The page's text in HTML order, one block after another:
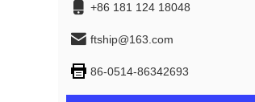
+86 181 124 18048
ftship@163.com
86-0514-86342693